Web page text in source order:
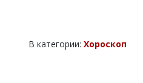
В категории: Хороскоп